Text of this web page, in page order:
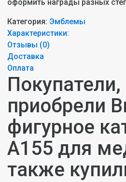
оформить награды разных
Категория: Эмблемы
Характеристики:
Отзывы (0)
Доставка
Оплата
приобрели
фигурное
A155 для
также